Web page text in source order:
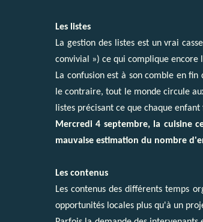
Les listes
La gestion des listes est un vrai
convivial ») ce qui complique encore
La confusion est à son comble en
le contraire, tout le monde circule
listes précisant ce que chaque
Mercredi 4 septembre, la cuisine
mauvaise estimation du nombre
Les contenus
Les contenus des différents temps
opportunités locales plus qu'à un